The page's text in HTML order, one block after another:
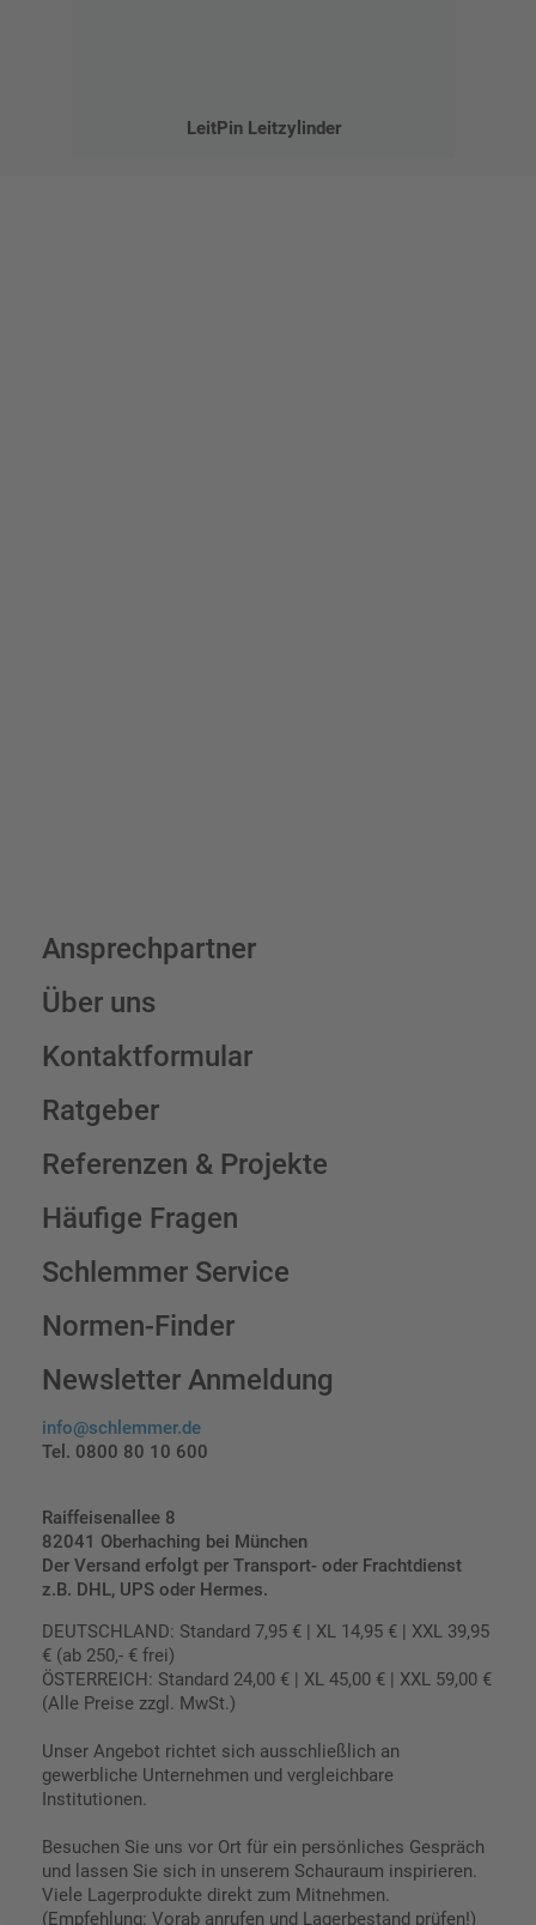
LeitPin Leitzylinder
Ansprechpartner
Über uns
Kontaktformular
Ratgeber
Referenzen & Projekte
Häufige Fragen
Schlemmer Service
Normen-Finder
Newsletter Anmeldung
info@schlemmer.de
Tel. 0800 80 10 600
Raiffeisenallee 8
82041 Oberhaching bei München
Der Versand erfolgt per Transport- oder Frachtdienst
z.B. DHL, UPS oder Hermes.
DEUTSCHLAND: Standard 7,95 € | XL 14,95 € | XXL 39,95
€ (ab 250,- € frei)
ÖSTERREICH: Standard 24,00 € | XL 45,00 € | XXL 59,00 €
(Alle Preise zzgl. MwSt.)
Unser Angebot richtet sich ausschließlich an
gewerbliche Unternehmen und vergleichbare
Institutionen.
Besuchen Sie uns vor Ort für ein persönliches Gespräch
und lassen Sie sich in unserem Schauraum inspirieren.
Viele Lagerprodukte direkt zum Mitnehmen.
(Empfehlung: Vorab anrufen und Lagerbestand prüfen!)